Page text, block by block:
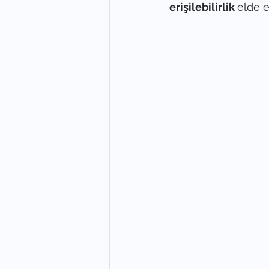
erişilebilirlik elde